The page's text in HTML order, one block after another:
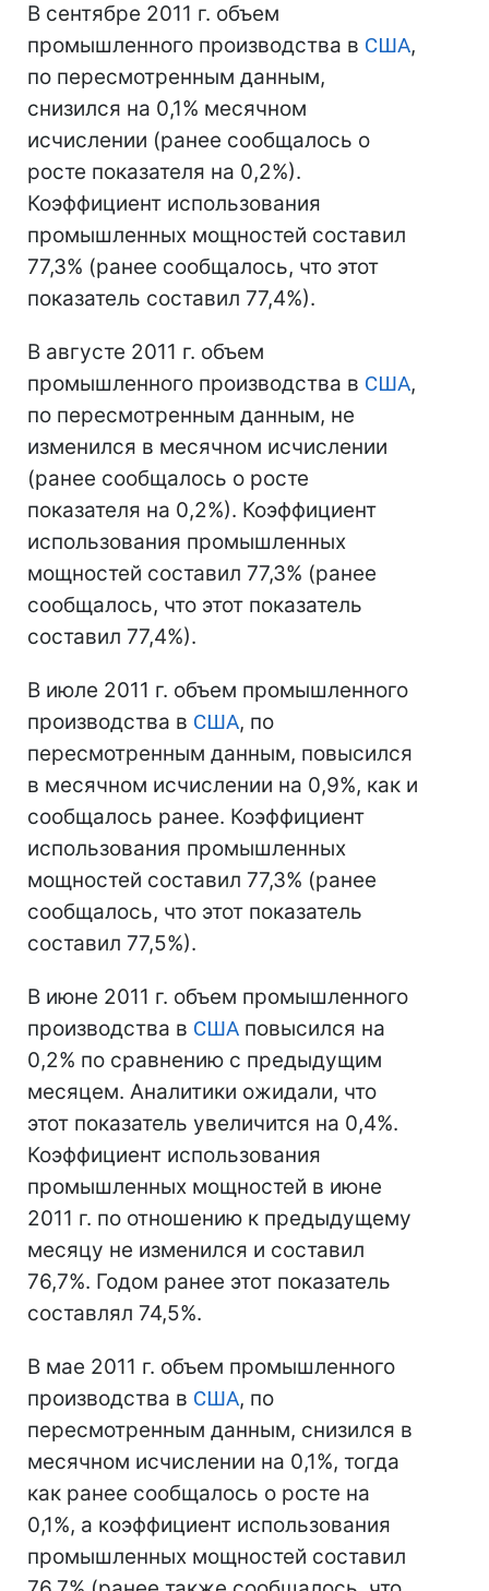
В сентябре 2011 г. объем
промышленного производства в США,
по пересмотренным данным,
снизился на 0,1% месячном
исчислении (ранее сообщалось о
росте показателя на 0,2%).
Коэффициент использования
промышленных мощностей составил
77,3% (ранее сообщалось, что этот
показатель составил 77,4%).
В августе 2011 г. объем
промышленного производства в США,
по пересмотренным данным, не
изменился в месячном исчислении
(ранее сообщалось о росте
показателя на 0,2%). Коэффициент
использования промышленных
мощностей составил 77,3% (ранее
сообщалось, что этот показатель
составил 77,4%).
В июле 2011 г. объем промышленного
производства в США, по
пересмотренным данным, повысился
в месячном исчислении на 0,9%, как и
сообщалось ранее. Коэффициент
использования промышленных
мощностей составил 77,3% (ранее
сообщалось, что этот показатель
составил 77,5%).
В июне 2011 г. объем промышленного
производства в США повысился на
0,2% по сравнению с предыдущим
месяцем. Аналитики ожидали, что
этот показатель увеличится на 0,4%.
Коэффициент использования
промышленных мощностей в июне
2011 г. по отношению к предыдущему
месяцу не изменился и составил
76,7%. Годом ранее этот показатель
составлял 74,5%.
В мае 2011 г. объем промышленного
производства в США, по
пересмотренным данным, снизился в
месячном исчислении на 0,1%, тогда
как ранее сообщалось о росте на
0,1%, а коэффициент использования
промышленных мощностей составил